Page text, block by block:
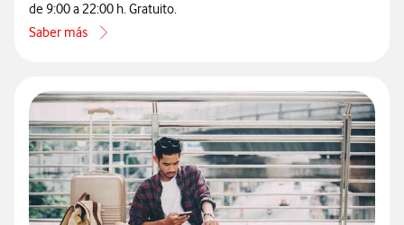
de 9:00 a 22:00 h. Gratuito.
Saber más
acerca de Cómo contactar con atención al cliente de Vodafone